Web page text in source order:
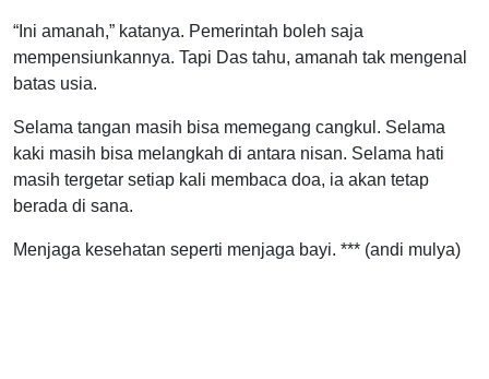
“Ini amanah,” katanya. Pemerintah boleh saja
mempensiunkannya. Tapi Das tahu, amanah tak mengenal
batas usia.
Selama tangan masih bisa memegang cangkul. Selama
kaki masih bisa melangkah di antara nisan. Selama hati
masih tergetar setiap kali membaca doa, ia akan tetap
berada di sana.
Menjaga kesehatan seperti menjaga bayi. *** (andi mulya)